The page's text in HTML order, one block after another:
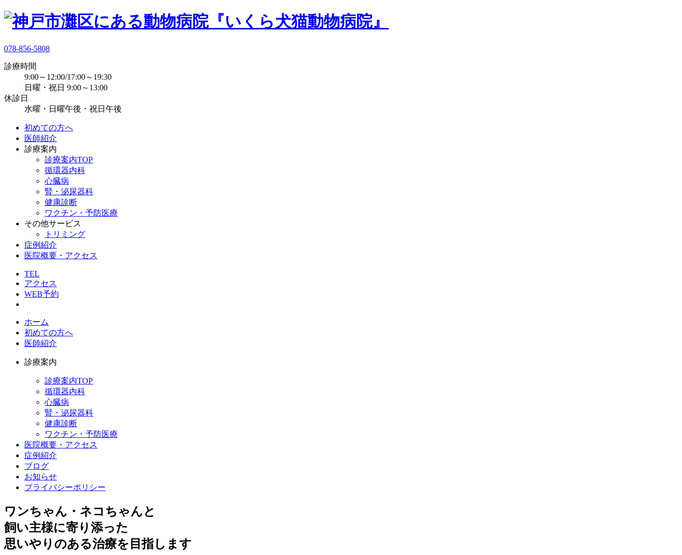
078-856-5808
診療時間
9:00～12:00/17:00～19:30
日曜・祝日 9:00～13:00
休診日
水曜・日曜午後・祝日午後
初めての方へ
医師紹介
診療案内
診療案内TOP
循環器内科
心臓病
腎・泌尿器科
健康診断
ワクチン・予防医療
その他サービス
トリミング
症例紹介
医院概要・アクセス
TEL
アクセス
WEB予約
ホーム
初めての方へ
医師紹介
診療案内
診療案内TOP
循環器内科
心臓病
腎・泌尿器科
健康診断
ワクチン・予防医療
医院概要・アクセス
症例紹介
ブログ
お知らせ
プライバシーポリシー
ワンちゃん・ネコちゃんと
飼い主様に寄り添った
思いやりのある治療を目指します